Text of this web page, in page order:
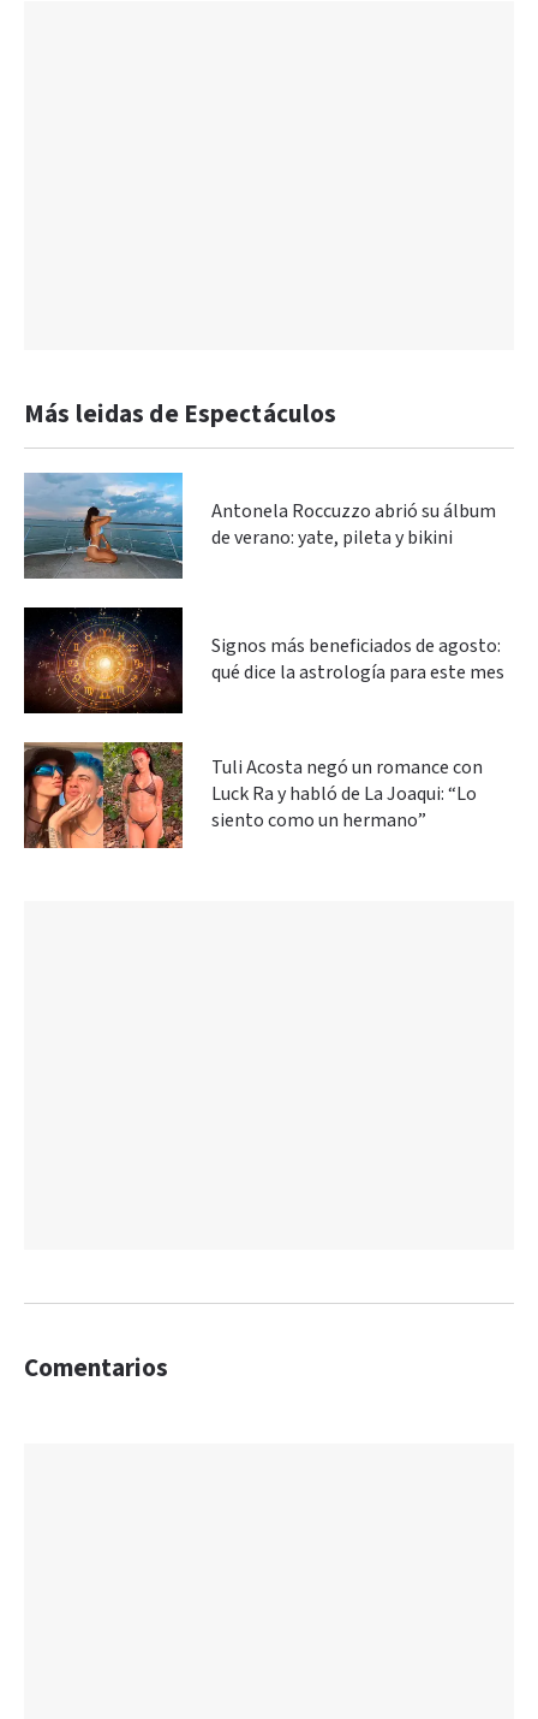
Más leidas de Espectáculos
Antonela Roccuzzo abrió su álbum
de verano: yate, pileta y bikini
Signos más beneficiados de agosto:
qué dice la astrología para este mes
Tuli Acosta negó un romance con
Luck Ra y habló de La Joaqui: “Lo
siento como un hermano”
Comentarios